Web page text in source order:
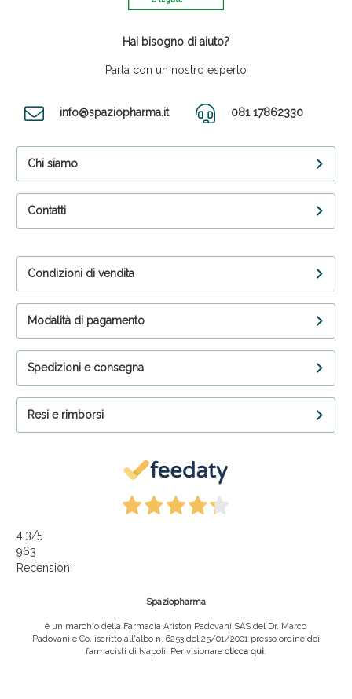
Hai bisogno di aiuto?
Parla con un nostro esperto
info@spaziopharma.it 081 17862330
Chi siamo
Contatti
Condizioni di vendita
Modalità di pagamento
Spedizioni e consegna
Resi e rimborsi
4,3/5
963
Recensioni
Spaziopharma
è un marchio della Farmacia Ariston Padovani SAS del Dr. Marco
Padovani e Co, iscritto all'albo n. 6253 del 25/01/2001 presso ordine dei
farmacisti di Napoli. Per visionare clicca qui.